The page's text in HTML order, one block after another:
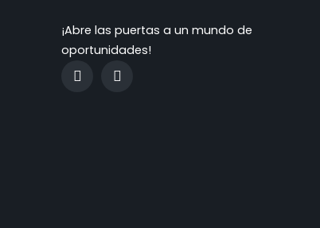
¡Abre las puertas a un mundo de
oportunidades!